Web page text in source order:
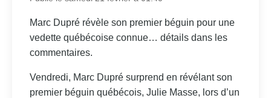
Marc Dupré révèle son premier béguin pour une
vedette québécoise connue… détails dans les
commentaires.
Vendredi, Marc Dupré surprend en révélant son
premier béguin québécois, Julie Masse, lors d’un